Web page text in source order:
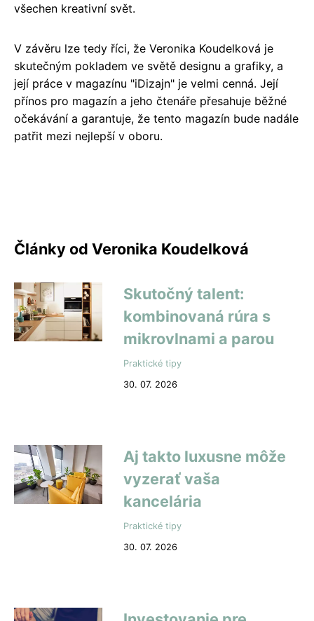
všechen kreativní svět.
V závěru lze tedy říci, že Veronika Koudelková je
skutečným pokladem ve světě designu a grafiky, a
její práce v magazínu "iDizajn" je velmi cenná. Její
přínos pro magazín a jeho čtenáře přesahuje běžné
očekávání a garantuje, že tento magazín bude nadále
patřit mezi nejlepší v oboru.
Články od Veronika Koudelková
Skutočný talent:
kombinovaná rúra s
mikrovlnami a parou
Praktické tipy
30. 07. 2026
Aj takto luxusne môže
vyzerať vaša
kancelária
Praktické tipy
30. 07. 2026